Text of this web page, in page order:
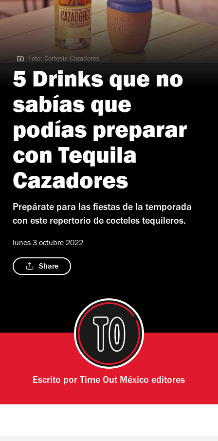
Foto: Cortesía Cazadores
Foto: Cortesía Cazadores
5 Drinks que no
sabías que
podías preparar
con Tequila
Cazadores
Prepárate para las fiestas de la temporada
con este repertorio de cocteles tequileros.
lunes 3 octubre 2022
Share
Escrito por Time Out México editores